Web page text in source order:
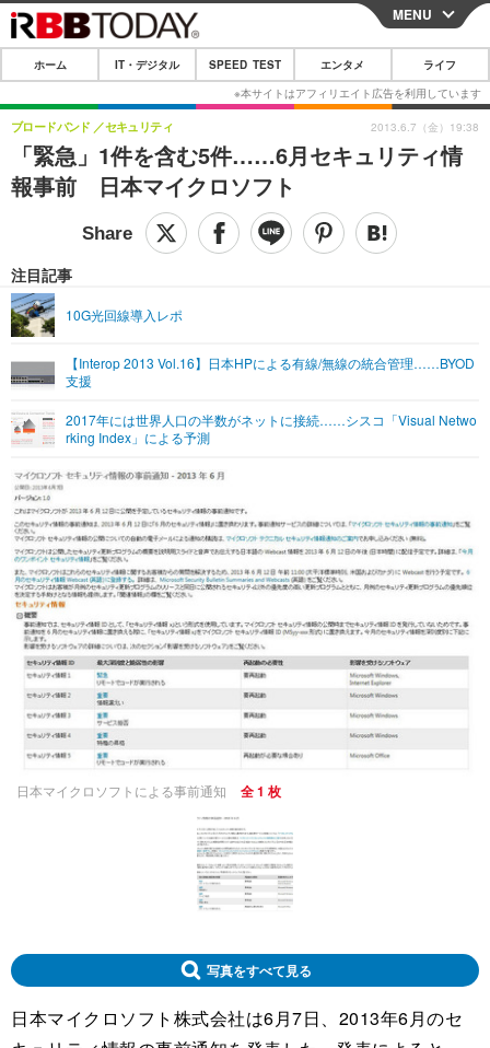
CLOSE
ホーム
IT・デジタル
IT・デジタルTOP スマートフォン
ショッピング その他
SPEED TEST
エンタメTOP 映画・ドラマ
ショッピング その他
ライフTOP
リリース一覧
MENU
ホーム IT・デジタル SPEED TEST エンタメ ライフ
「緊急」1件を含む5件……6月セキュリティ情
報事前 日本マイクロソフト
ブロードバンド セキュリティ
注目記事
10G光回線導入レポ
【Interop 2013 Vol.16】日本HPによる有線/無線の統合管理……BYOD
支援
2017年には世界人口の半数がネットに接続……シスコ「Visual Netwo
rking Index」による予測
2013.6.7（金）19:38
日本マイクロソフトによる事前通知 全 1 枚
写真をすべて見る
日本マイクロソフト株式会社は6月7日、2013年6月のセ